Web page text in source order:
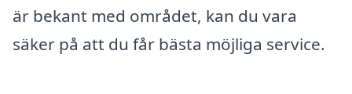
är bekant med området, kan du vara
säker på att du får bästa möjliga service.